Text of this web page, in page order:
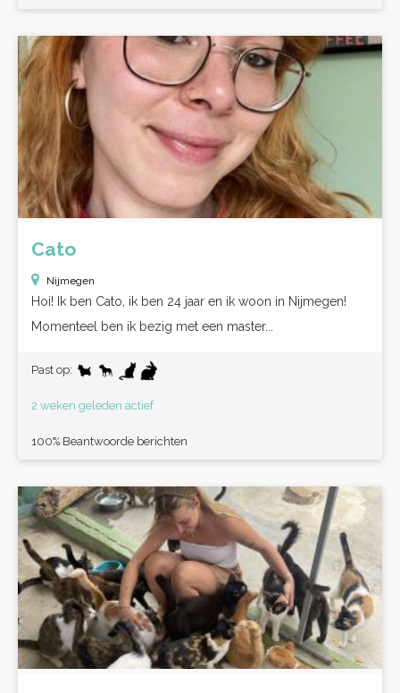
Cato
Nijmegen
Hoi! Ik ben Cato, ik ben 24 jaar en ik woon in Nijmegen!
Momenteel ben ik bezig met een master...
Past op:
2 weken geleden actief
100% Beantwoorde berichten